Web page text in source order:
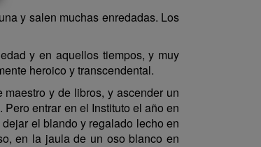
y salen muchas enredadas. Los
y en aquellos tiempos, y muy
heroico y transcendental.
y de libros, y ascender un
entrar en el Instituto el año en
el blando y regalado lecho en
en la jaula de un oso blanco en